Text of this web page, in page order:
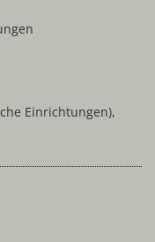
Einrichtungen),